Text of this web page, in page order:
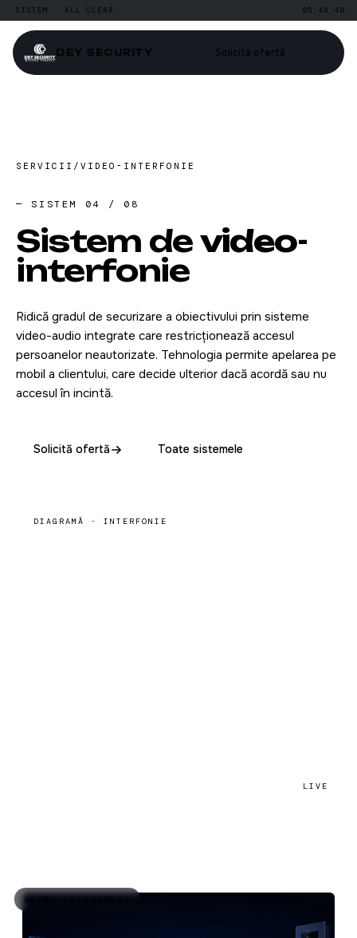
SISTEM · ALL CLEAR 05:48:40
DEY SECURITY Solicită ofertă
SERVICII / VIDEO-INTERFONIE
— SISTEM 04 / 08
Sistem devideo-
interfonie
Ridică gradul de securizare a obiectivului prin sisteme
video-audio integrate care restricționează accesul
persoanelor neautorizate. Tehnologia permite apelarea pe
mobil a clientului, care decide ulterior dacă acordă sau nu
accesul în incintă.
Solicită ofertă Toate sistemele
DIAGRAMĂ · INTERFONIE
LIVE
VIDEO-INTERFONIE